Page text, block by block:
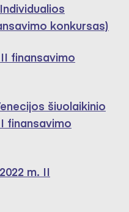
konkursas)
finansavimo
šiuolaikinio
finansavimo
m. II